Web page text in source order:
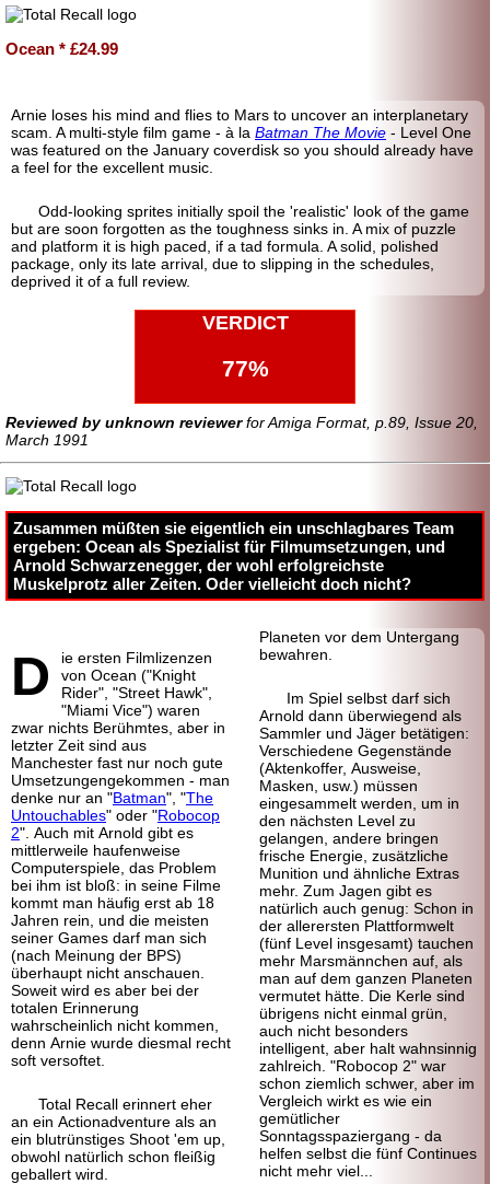
Ocean * £24.99
Arnie loses his mind and flies to Mars to uncover an interplanetary
scam. A multi-style film game - à la Batman The Movie - Level One
was featured on the January coverdisk so you should already have
a feel for the excellent music.
Odd-looking sprites initially spoil the 'realistic' look of the game
but are soon forgotten as the toughness sinks in. A mix of puzzle
and platform it is high paced, if a tad formula. A solid, polished
package, only its late arrival, due to slipping in the schedules,
deprived it of a full review.
77%
VERDICT
Reviewed by unknown reviewerfor Amiga Format, p.89, Issue 20,
March 1991
Zusammen müßten sie eigentlich ein unschlagbares Team
ergeben: Ocean als Spezialist für Filmumsetzungen, und
Arnold Schwarzenegger, der wohl erfolgreichste
Muskelprotz aller Zeiten. Oder vielleicht doch nicht?
D
ie ersten Filmlizenzen
von Ocean ("Knight
Rider", "Street Hawk",
"Miami Vice") waren
zwar nichts Berühmtes, aber in
letzter Zeit sind aus
Manchester fast nur noch gute
Umsetzungengekommen - man
denke nur an "Batman", "The
Untouchables" oder "Robocop
2". Auch mit Arnold gibt es
mittlerweile haufenweise
Computerspiele, das Problem
bei ihm ist bloß: in seine Filme
kommt man häufig erst ab 18
Jahren rein, und die meisten
seiner Games darf man sich
(nach Meinung der BPS)
überhaupt nicht anschauen.
Soweit wird es aber bei der
totalen Erinnerung
wahrscheinlich nicht kommen,
denn Arnie wurde diesmal recht
soft versoftet.
Total Recall erinnert eher
an ein Actionadventure als an
ein blutrünstiges Shoot 'em up,
obwohl natürlich schon fleißig
geballert wird.
Planeten vor dem Untergang
bewahren.
Im Spiel selbst darf sich
Arnold dann überwiegend als
Sammler und Jäger betätigen:
Verschiedene Gegenstände
(Aktenkoffer, Ausweise,
Masken, usw.) müssen
eingesammelt werden, um in
den nächsten Level zu
gelangen, andere bringen
frische Energie, zusätzliche
Munition und ähnliche Extras
mehr. Zum Jagen gibt es
natürlich auch genug: Schon in
der allerersten Plattformwelt
(fünf Level insgesamt) tauchen
mehr Marsmännchen auf, als
man auf dem ganzen Planeten
vermutet hätte. Die Kerle sind
übrigens nicht einmal grün,
auch nicht besonders
intelligent, aber halt wahnsinnig
zahlreich. "Robocop 2" war
schon ziemlich schwer, aber im
Vergleich wirkt es wie ein
gemütlicher
Sonntagsspaziergang - da
helfen selbst die fünf Continues
nicht mehr viel...